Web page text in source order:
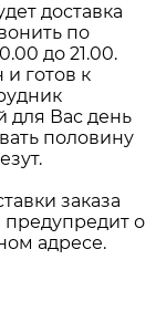
доставка
по
до 21.00.
и готов к
для Вас день
половину
заказа
предупредит о
адресе.